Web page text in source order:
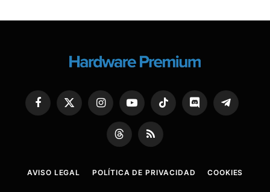
Facebook
X
(Twitter)
InstagramYouTubeTikTok Discord Telegram
ThreadsRSS
AVISO LEGAL POLÍTICA DE PRIVACIDAD COOKIES